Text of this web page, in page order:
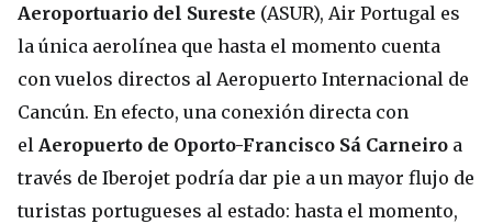
Aeroportuario del Sureste (ASUR), Air Portugal es
la única aerolínea que hasta el momento cuenta
con vuelos directos al Aeropuerto Internacional de
Cancún. En efecto, una conexión directa con
el Aeropuerto de Oporto-Francisco Sá Carneiro a
través de Iberojet podría dar pie a un mayor flujo de
turistas portugueses al estado: hasta el momento,